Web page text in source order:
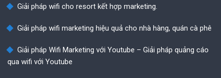
Giải pháp wifi cho resort kết hợp marketing.
Giải pháp wifi marketing hiệu quả cho nhà hàng, quán cà phê
Giải pháp Wifi Marketing với Youtube – Giải pháp quảng cáo
qua wifi với Youtube